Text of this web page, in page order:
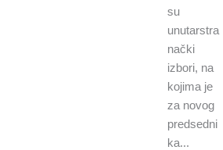
su
unutarstra
nački
izbori, na
kojima je
za novog
predsedni
ka...